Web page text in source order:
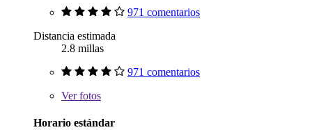
971 comentarios
Distancia estimada
2.8 millas
971 comentarios
Verfotos
Horario estándar